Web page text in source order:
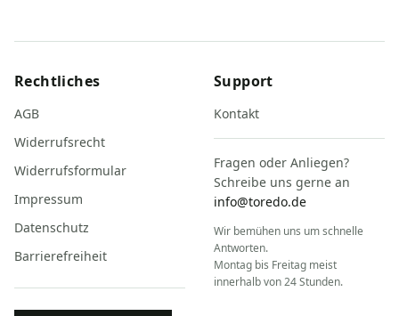
Rechtliches
AGB
Widerrufsrecht
Widerrufsformular
Impressum
Datenschutz
Barrierefreiheit
Support
Kontakt
Fragen oder Anliegen?
Schreibe uns gerne an
info@toredo.de
Wir bemühen uns um schnelle
Antworten.
Montag bis Freitag meist
innerhalb von 24 Stunden.